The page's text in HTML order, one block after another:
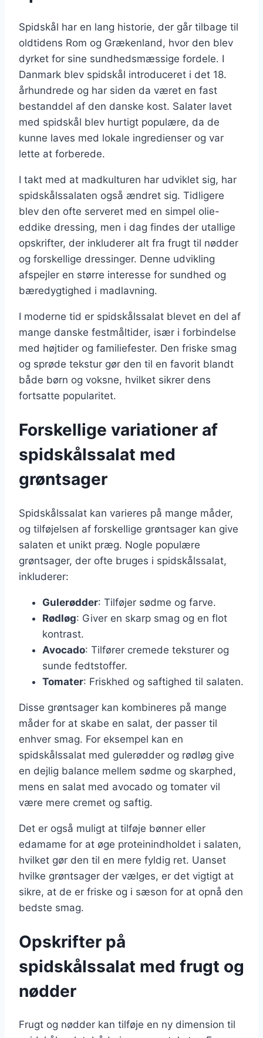
Spidskål har en lang historie, der går tilbage til
oldtidens Rom og Grækenland, hvor den blev
dyrket for sine sundhedsmæssige fordele. I
Danmark blev spidskål introduceret i det 18.
århundrede og har siden da været en fast
bestanddel af den danske kost. Salater lavet
med spidskål blev hurtigt populære, da de
kunne laves med lokale ingredienser og var
lette at forberede.
I takt med at madkulturen har udviklet sig, har
spidskålssalaten også ændret sig. Tidligere
blev den ofte serveret med en simpel olie-
eddike dressing, men i dag findes der utallige
opskrifter, der inkluderer alt fra frugt til nødder
og forskellige dressinger. Denne udvikling
afspejler en større interesse for sundhed og
bæredygtighed i madlavning.
I moderne tid er spidskålssalat blevet en del af
mange danske festmåltider, især i forbindelse
med højtider og familiefester. Den friske smag
og sprøde tekstur gør den til en favorit blandt
både børn og voksne, hvilket sikrer dens
fortsatte popularitet.
Forskellige variationer af
spidskålssalat med
grøntsager
Spidskålssalat kan varieres på mange måder,
og tilføjelsen af forskellige grøntsager kan give
salaten et unikt præg. Nogle populære
grøntsager, der ofte bruges i spidskålssalat,
inkluderer:
Gulerødder: Tilføjer sødme og farve.
Rødløg: Giver en skarp smag og en flot
kontrast.
Avocado: Tilfører cremede teksturer og
sunde fedtstoffer.
Tomater: Friskhed og saftighed til salaten.
Disse grøntsager kan kombineres på mange
måder for at skabe en salat, der passer til
enhver smag. For eksempel kan en
spidskålssalat med gulerødder og rødløg give
en dejlig balance mellem sødme og skarphed,
mens en salat med avocado og tomater vil
være mere cremet og saftig.
Det er også muligt at tilføje bønner eller
edamame for at øge proteinindholdet i salaten,
hvilket gør den til en mere fyldig ret. Uanset
hvilke grøntsager der vælges, er det vigtigt at
sikre, at de er friske og i sæson for at opnå den
bedste smag.
Opskrifter på
spidskålssalat med frugt og
nødder
Frugt og nødder kan tilføje en ny dimension til